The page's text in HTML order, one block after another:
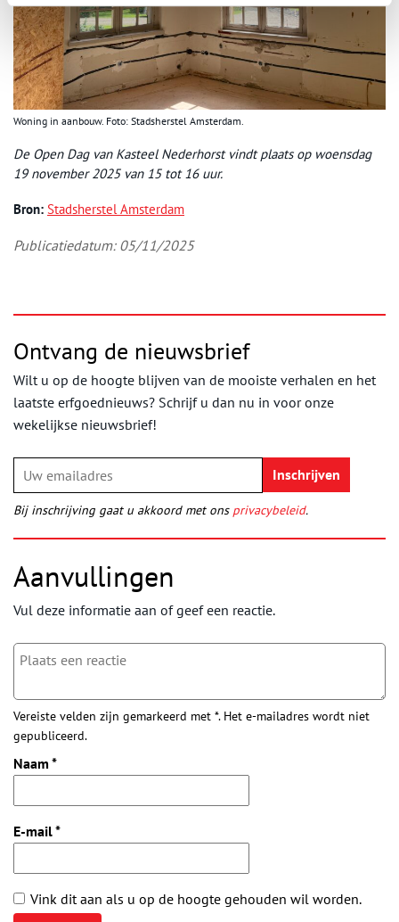
Woning in aanbouw. Foto: Stadsherstel Amsterdam.
De Open Dag van Kasteel Nederhorst vindt plaats op woensdag
19 november 2025 van 15 tot 16 uur.
Bron: Stadsherstel Amsterdam
Publicatiedatum: 05/11/2025
Ontvang de nieuwsbrief
Wilt u op de hoogte blijven van de mooiste verhalen en het
laatste erfgoednieuws? Schrijf u dan nu in voor onze
wekelijkse nieuwsbrief!
Bij inschrijving gaat u akkoord met ons privacybeleid.
Aanvullingen
Vul deze informatie aan of geef een reactie.
Vereiste velden zijn gemarkeerd met *. Het e-mailadres wordt niet
gepubliceerd.
Naam *
E-mail*
Vink dit aan als u op de hoogte gehouden wil worden.